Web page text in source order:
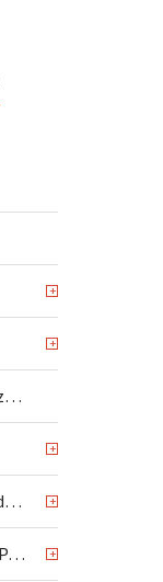
+
+
Painel Fotográfico Personalizado
+
Papel de Parede Para Quarto de Bebê +
Paper Land | Loja de Papel de Parede | São Paulo +